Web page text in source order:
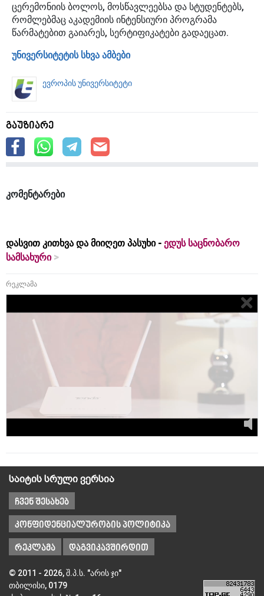
ცერემონიის ბოლოს, მოსწავლეებსა და სტუდენტებს,
რომლებმაც აკადემიის ინტენსიური პროგრამა
წარმატებით გაიარეს, სერტიფიკატები გადაეცათ.
უნივერსიტეტის სხვა ამბები
ევროპის უნივერსიტეტი
გაუზიარე
კომენტარები
დასვით კითხვა და მიიღეთ პასუხი - ედუს საცნობარო
სამსახური
რეკლამა
საიტის სრული ვერსია
ჩვენ შესახებ
კონფიდენციალურობის პოლიტიკა
რეკლამა დაგვიკავშირდით
© 2011 - 2026, შ.პ.ს. "არის ჯი"
თბილისი, 0179